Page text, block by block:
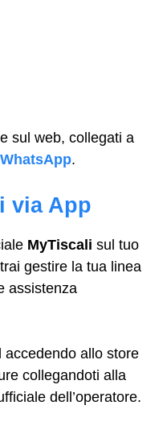
sul web, collegati a
.
via App
MyTiscali sul tuo
gestire la tua linea
assistenza
accedendo allo store
collegandoti alla
dell’operatore.